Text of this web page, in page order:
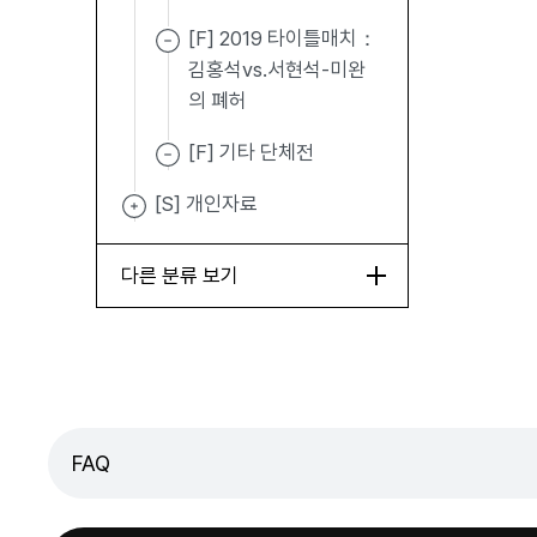
[F] 2019 타이틀매치：
김홍석vs.서현석-미완
의 폐허
[F] 기타 단체전
[S] 개인자료
다른 분류 보기
FAQ